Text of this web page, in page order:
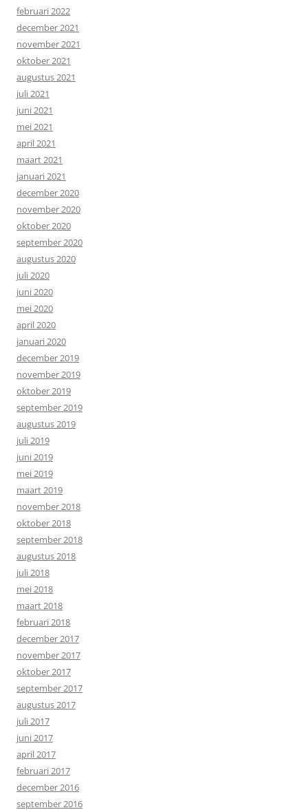
februari 2022
december 2021
november 2021
oktober 2021
augustus 2021
juli 2021
juni 2021
mei 2021
april 2021
maart 2021
januari 2021
december 2020
november 2020
oktober 2020
september 2020
augustus 2020
juli 2020
juni 2020
mei 2020
april 2020
januari 2020
december 2019
november 2019
oktober 2019
september 2019
augustus 2019
juli 2019
juni 2019
mei 2019
maart 2019
november 2018
oktober 2018
september 2018
augustus 2018
juli 2018
mei 2018
maart 2018
februari 2018
december 2017
november 2017
oktober 2017
september 2017
augustus 2017
juli 2017
juni 2017
april 2017
februari 2017
december 2016
september 2016